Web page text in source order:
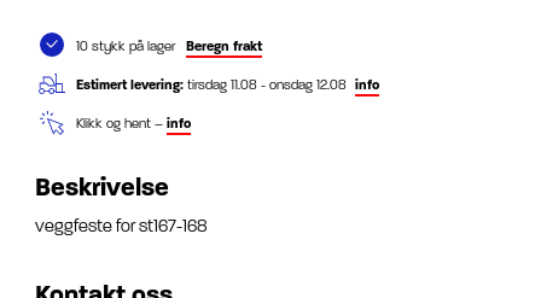
10 stykk på lager Beregn frakt
Estimert levering: tirsdag 11.08 - onsdag 12.08 info
Klikk og hent – info
Beskrivelse
veggfeste for st167-168